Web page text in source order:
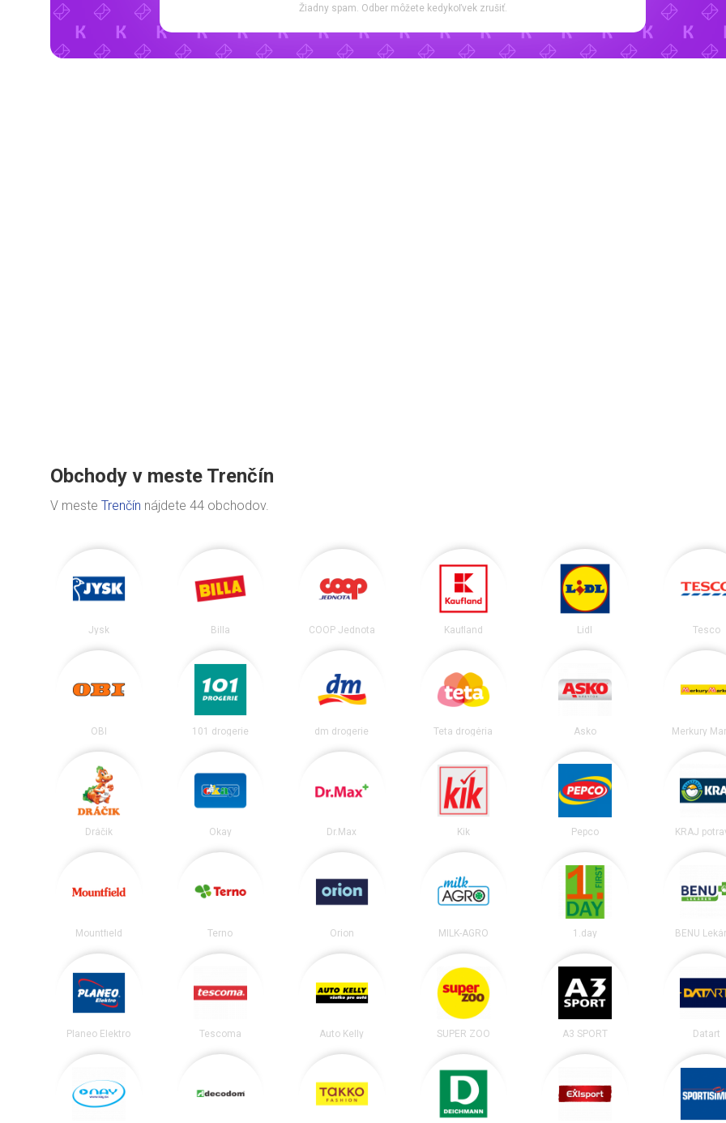
Žiadny spam. Odber môžete kedykoľvek zrušiť.
Obchody v meste Trenčín
V meste Trenčín nájdete 44 obchodov.
Jysk Billa COOP Jednota Kaufland Lidl Tesco
OBI 101 drogerie dm drogerie Teta drogéria Asko Merkury
Dráčik Okay Dr.Max Kik Pepco KRAJ
Mountfield Terno Orion MILK-AGRO 1.day BENU
Planeo Elektro Tescoma Auto Kelly SUPER ZOO A3 SPORT Datart